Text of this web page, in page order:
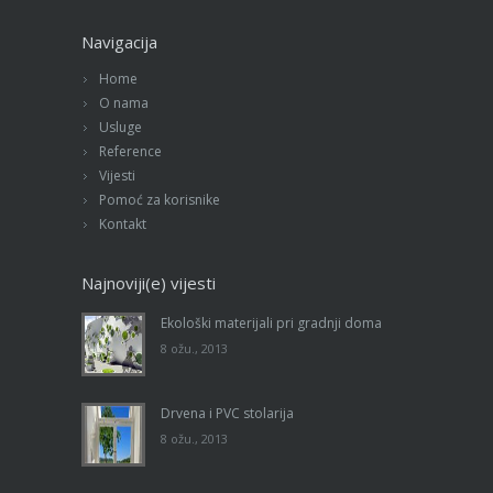
Navigacija
Home
O nama
Usluge
Reference
Vijesti
Pomoć za korisnike
Kontakt
Najnoviji(e) vijesti
Ekološki materijali pri gradnji doma
8 ožu., 2013
Drvena i PVC stolarija
8 ožu., 2013